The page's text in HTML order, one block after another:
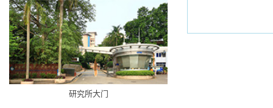
研究所大门